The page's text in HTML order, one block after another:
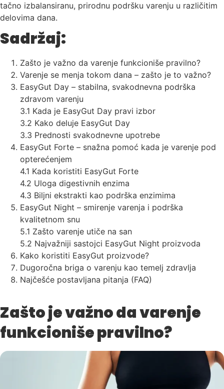
tačno izbalansiranu, prirodnu podršku varenju u različitim
delovima dana.
Sadržaj:
Zašto je važno da varenje funkcioniše pravilno?
Varenje se menja tokom dana – zašto je to važno?
EasyGut Day – stabilna, svakodnevna podrška
zdravom varenju
3.1 Kada je EasyGut Day pravi izbor
3.2 Kako deluje EasyGut Day
3.3 Prednosti svakodnevne upotrebe
EasyGut Forte – snažna pomoć kada je varenje pod
opterećenjem
4.1 Kada koristiti EasyGut Forte
4.2 Uloga digestivnih enzima
4.3 Biljni ekstrakti kao podrška enzimima
EasyGut Night – smirenje varenja i podrška
kvalitetnom snu
5.1 Zašto varenje utiče na san
5.2 Najvažniji sastojci EasyGut Night proizvoda
Kako koristiti EasyGut proizvode?
Dugoročna briga o varenju kao temelj zdravlja
Najčešće postavljana pitanja (FAQ)
Zašto je važno da varenje
funkcioniše pravilno?